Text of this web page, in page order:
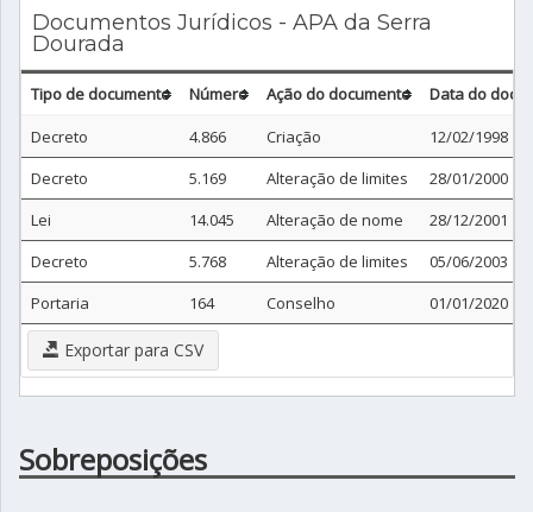
Documentos Jurídicos - APA da Serra
Dourada
Tipo de documento Número Ação do documento
Data do
Decreto
4.866 Criação
12/02/1998
Decreto
5.169 Alteração de limites
28/01/2000
Lei
14.045 Alteração de nome
28/12/2001
Decreto
5.768 Alteração de limites
05/06/2003
Portaria
164 Conselho 01/01/2020
Exportar para CSV
Sobreposições